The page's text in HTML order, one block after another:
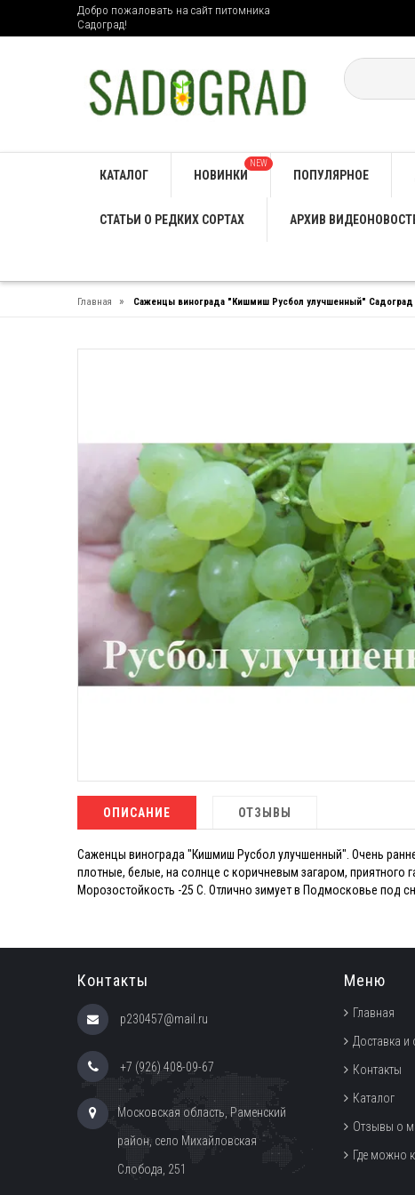
Добро пожаловать на сайт питомника
Садоград!
КАТАЛОГ НОВИНКИ
NEW
ПОПУЛЯРНОЕ
СТАТЬИ О РЕДКИХ СОРТАХ АРХИВ
Главная » Саженцы винограда "Кишмиш Русбол улучшенный" Садоград
ОПИСАНИЕ ОТЗЫВЫ
Саженцы винограда "Кишмиш Русбол улучшенный". Очень
плотные, белые, на солнце с коричневым загаром, приятного
Морозостойкость -25 С. Отлично зимует в Подмосковье под
Контакты
p230457@mail.ru
+7 (926) 408-09-67
Московская область, Раменский
район, село Михайловская
Слобода, 251
Меню
Главная
Доставка и
Контакты
Каталог
Отзывы о
Где можно